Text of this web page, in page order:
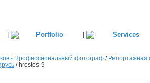
| |
- Профессиональный фотограф/ Репортажная
/hrestos-9